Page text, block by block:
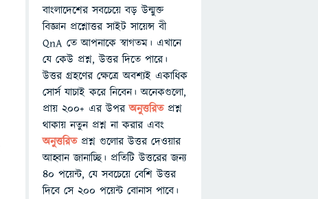
বাংলাদেশের সবচেয়ে বড় উন্মুক্ত
বিজ্ঞান প্রশ্নোত্তর সাইট সায়েন্স বী
QnA তে আপনাকে স্বাগতম। এখানে
যে কেউ প্রশ্ন, উত্তর দিতে পারে।
উত্তর গ্রহণের ক্ষেত্রে অবশ্যই একাধিক
সোর্স যাচাই করে নিবেন। অনেকগুলো,
প্রায় ২০০+ এর উপরঅনুত্তরিতপ্রশ্ন
থাকায় নতুন প্রশ্ন না করার এবং
অনুত্তরিত প্রশ্ন গুলোর উত্তর দেওয়ার
আহ্বান জানাচ্ছি। প্রতিটি উত্তরের জন্য
৪০ পয়েন্ট, যে সবচেয়ে বেশি উত্তর
দিবে সে ২০০ পয়েন্ট বোনাস পাবে।